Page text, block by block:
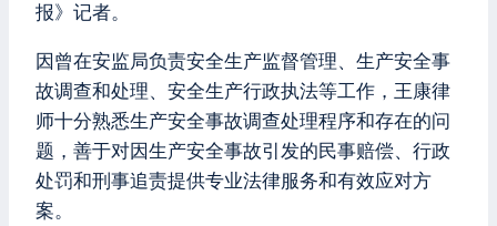
报》记者。
因曾在安监局负责安全生产监督管理、生产安全事
故调查和处理、安全生产行政执法等工作，王康律
师十分熟悉生产安全事故调查处理程序和存在的问
题，善于对因生产安全事故引发的民事赔偿、行政
处罚和刑事追责提供专业法律服务和有效应对方
案。